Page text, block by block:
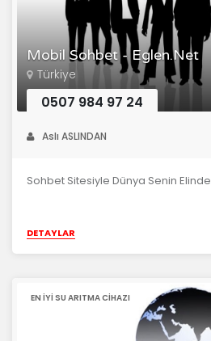
Mobil Sohbet - Eglen.Net
Türkiye
0507 984 97 24
Aslı ASLINDAN
Sohbet Sitesiyle Dünya Senin Elinde
DETAYLAR
EN IYI SU ARITMA CIHAZI